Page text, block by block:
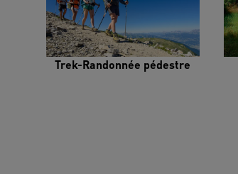
Trek-Randonnée pédestre